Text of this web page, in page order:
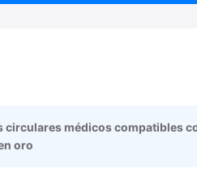
circulares médicos compatibles
oro